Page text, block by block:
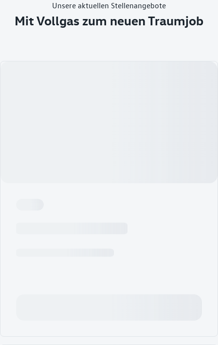
Unsere aktuellen Stellenangebote
Mit Vollgas zum neuen Traumjob